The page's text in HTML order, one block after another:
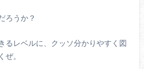
ろうか？
るレベルに、クッソ分かりやすく図
。